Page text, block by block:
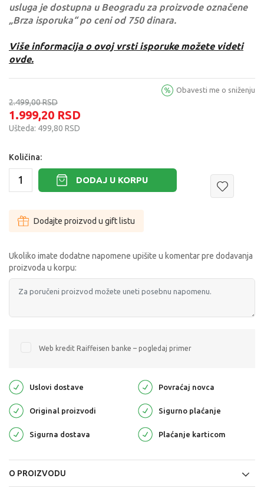
usluga je dostupna u Beogradu za proizvode označene
„Brza isporuka“ po ceni od 750 dinara.
Više informacija o ovoj vrsti isporuke možete videti
ovde.
2.499,00RSD
1.999,20 RSD
Ušteda: 499,80 RSD
Obavesti me o sniženju
Količina:
DODAJ U KORPU
Dodajte proizvod u gift listu
Ukoliko imate dodatne napomene upišite u komentar pre dodavanja
proizvoda u korpu:
Web kredit Raiffeisen banke – pogledaj primer
Uslovi dostave Povraćaj novca
Original proizvodi Sigurno plaćanje
Sigurna dostava Plaćanje karticom
O PROIZVODU